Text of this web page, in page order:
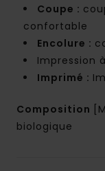
Coupe :
confortable
Encolure :
Impression
Imprimé :
Composition
biologique